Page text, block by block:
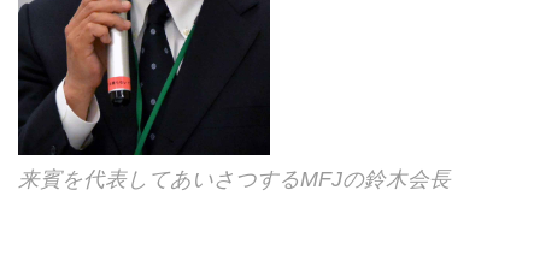
来賓を代表してあいさつするMFJの鈴木会長